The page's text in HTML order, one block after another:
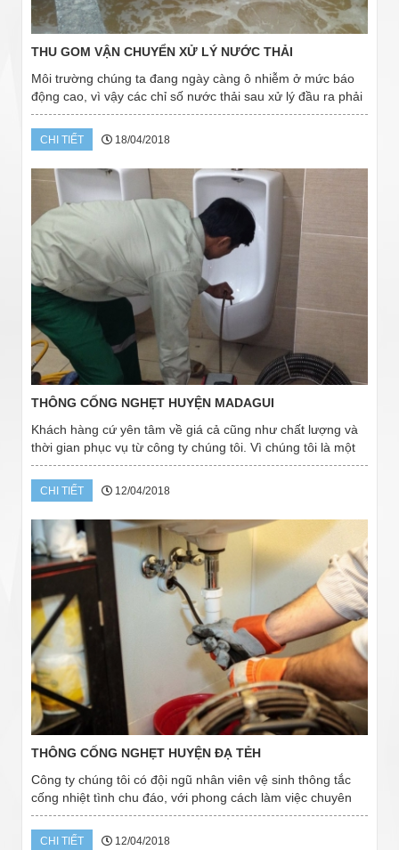
THU GOM VẬN CHUYỂN XỬ LÝ NƯỚC THẢI
Môi trường chúng ta đang ngày càng ô nhiễm ở mức báo
động cao, vì vậy các chỉ số nước thải sau xử lý đầu ra phải
đáp ứng theo 80/2014/NĐ-CP, theo QCVN 40:2011/BTNMT.
Đồng thời nếu doanh nghiệp đầu tư...
CHI TIẾT 18/04/2018
THÔNG CỐNG NGHẸT HUYỆN MADAGUI
Khách hàng cứ yên tâm về giá cả cũng như chất lượng và
thời gian phục vụ từ công ty chúng tôi. Vì chúng tôi là một
đơn vị được rất nhiều khách hàng tại Huyện Madagui tin
dùng từ nhiều năm nay. Chúng...
CHI TIẾT 12/04/2018
THÔNG CỐNG NGHẸT HUYỆN ĐẠ TẺH
Công ty chúng tôi có đội ngũ nhân viên vệ sinh thông tắc
cống nhiệt tình chu đáo, với phong cách làm việc chuyên
nghiệp cộng với các trang thiết bị máy móc hiện đại, xe chở
chuyên dung công nghệ cao....
CHI TIẾT 12/04/2018